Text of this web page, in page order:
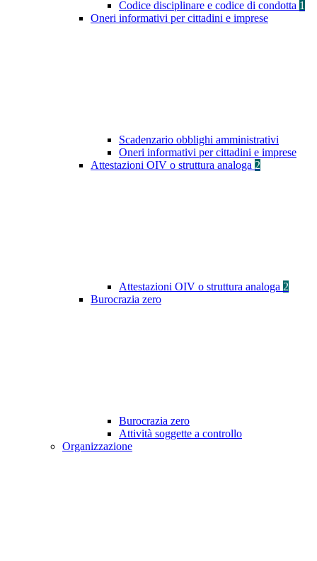
Codice disciplinare e codice di condotta 1
Oneri informativi per cittadini e imprese
Scadenzario obblighi amministrativi
Oneri informativi per cittadini e imprese
Attestazioni OIV o struttura analoga 2
Attestazioni OIV o struttura analoga 2
Burocrazia zero
Burocrazia zero
Attività soggette a controllo
Organizzazione